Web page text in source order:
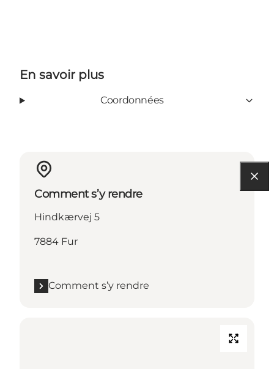
En savoir plus
Coordonnées
Comment s’y rendre
Hindkærvej 5
7884 Fur
Comment s’y rendre